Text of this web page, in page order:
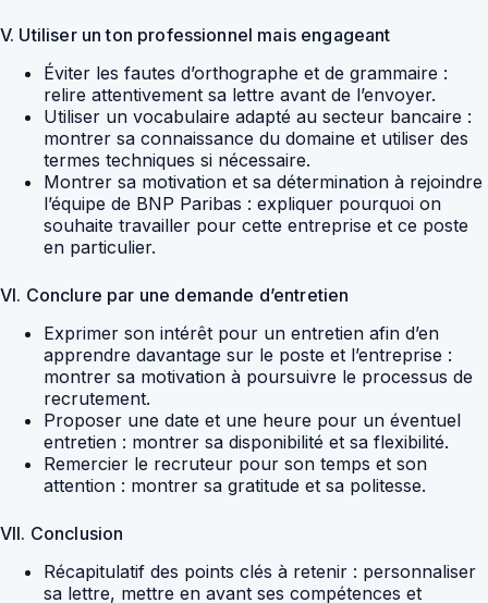
V. Utiliser un ton professionnel mais engageant
Éviter les fautes d’orthographe et de grammaire :
relire attentivement sa lettre avant de l’envoyer.
Utiliser un vocabulaire adapté au secteur bancaire :
montrer sa connaissance du domaine et utiliser des
termes techniques si nécessaire.
Montrer sa motivation et sa détermination à rejoindre
l’équipe de BNP Paribas : expliquer pourquoi on
souhaite travailler pour cette entreprise et ce poste
en particulier.
VI. Conclure par une demande d’entretien
Exprimer son intérêt pour un entretien afin d’en
apprendre davantage sur le poste et l’entreprise :
montrer sa motivation à poursuivre le processus de
recrutement.
Proposer une date et une heure pour un éventuel
entretien : montrer sa disponibilité et sa flexibilité.
Remercier le recruteur pour son temps et son
attention : montrer sa gratitude et sa politesse.
VII. Conclusion
Récapitulatif des points clés à retenir : personnaliser
sa lettre, mettre en avant ses compétences et